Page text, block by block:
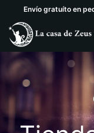
Envío gratuíto en